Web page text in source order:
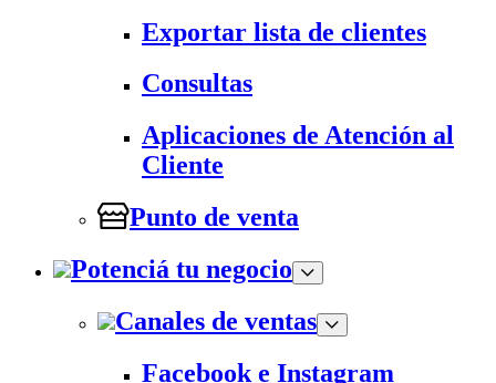
Exportar lista de clientes
Consultas
Aplicaciones de Atención al
Cliente
Punto de venta
Potenciá tu negocio
Canales de ventas
Facebook e Instagram